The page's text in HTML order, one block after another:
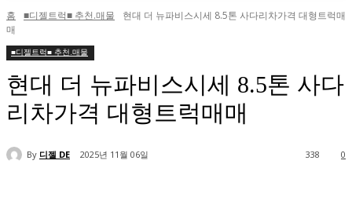
홈 ■디젤트럭■ 추천.매물
현대 더 뉴파비스시세 8.5톤 사다리차가격 대형트럭매
매
■디젤트럭■ 추천.매물
현대 더 뉴파비스시세 8.5톤 사다
리차가격 대형트럭매매
By 디젤 DE 2025년 11월 06일 0
338